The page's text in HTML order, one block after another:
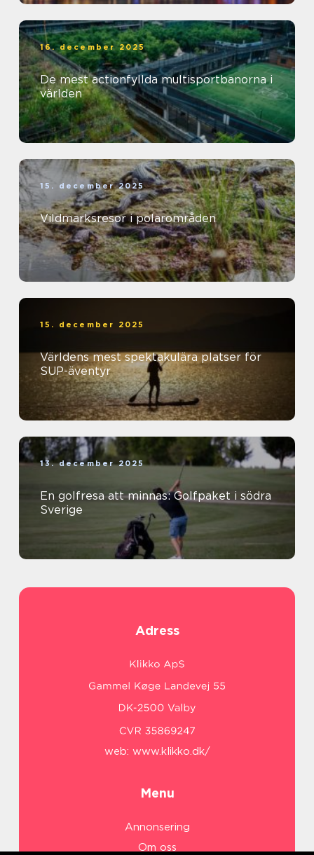
16. december 2025
De mest actionfyllda multisportbanorna i
världen
15. december 2025
Vildmarksresor i polarområden
15. december 2025
Världens mest spektakulära platser för
SUP-äventyr
13. december 2025
En golfresa att minnas: Golfpaket i södra
Sverige
Adress
web: www.klikko.dk/
Menu
Annonsering
Om oss